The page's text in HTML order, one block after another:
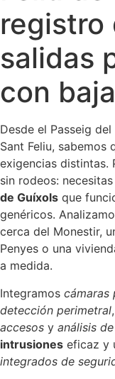
registro
salidas
con
Desde el Passeig
Sant Feliu,
exigencias distintas.
sin rodeos: necesitas
de Guíxols que
genéricos.
cerca del Monestir,
Penyes o una
a medida.
Integramos cámaras
detección perimetral,
accesos y análisis
intrusiones eficaz y
integrados de